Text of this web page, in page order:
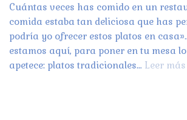
Cuántas veces has comido en un
comida estaba tan deliciosa que has
podría yo ofrecer estos platos en
estamos aquí, para poner en tu mesa
apetece: platos tradicionales… Leer más